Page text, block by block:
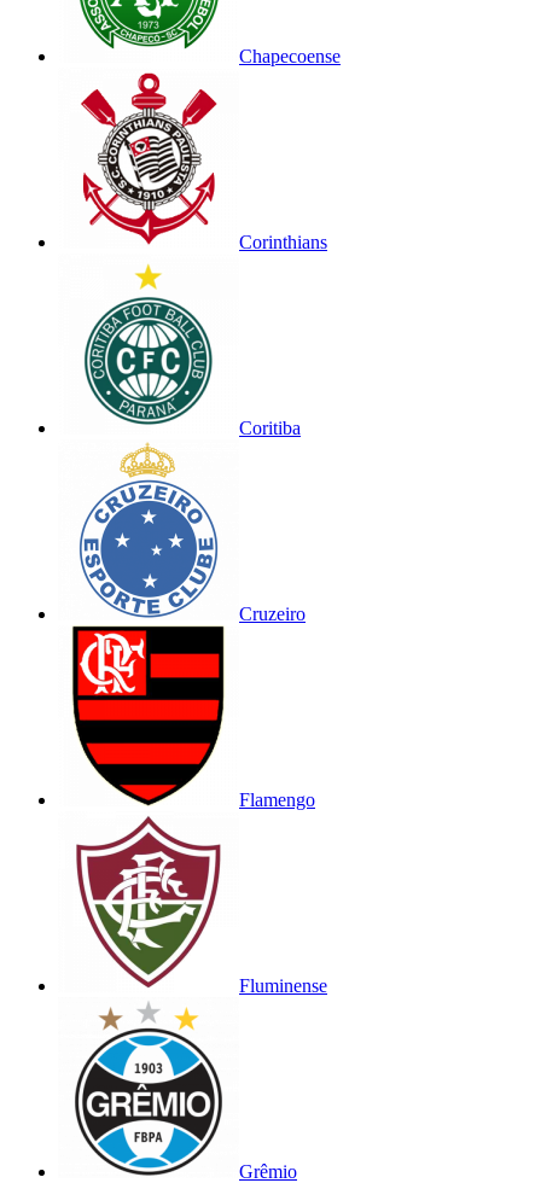
Chapecoense
Corinthians
Coritiba
Cruzeiro
Flamengo
Fluminense
Grêmio